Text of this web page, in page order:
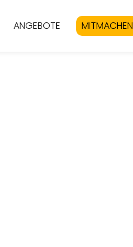
ANGEBOTE MITMACHEN